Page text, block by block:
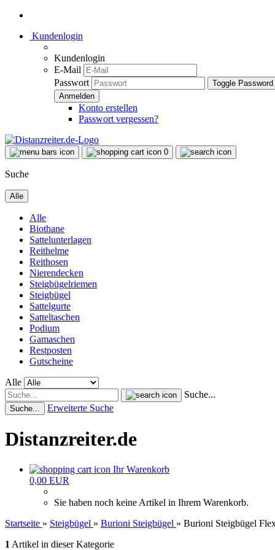
Kundenlogin
Kundenlogin
E-Mail
Passwort
Toggle
Konto erstellen
Passwort vergessen?
0
Suche
Alle
Alle
Biothane
Sattelunterlagen
Reithelme
Reithosen
Nierendecken
Steigbügelriemen
Steigbügel
Sattelgurte
Satteltaschen
Podium
Gamaschen
Restposten
Gutscheine
Alle
Suche...
Suche... Erweiterte Suche
Distanzreiter.de
Ihr Warenkorb
0,00 EUR
Sie haben noch keine Artikel in Ihrem Warenkorb.
Startseite » Steigbügel » Burioni Steigbügel » Burioni Steigbügel
1 Artikel in dieser Kategorie